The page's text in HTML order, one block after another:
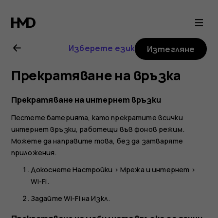
Ръководство
на
потребителя
за
Nokia
8
Sirocco
Изберете език Изтегляне
Прекратяване на връзка
Прекратяване на интернет връзки
Пестете батерията, като прекратите всички
интернет връзки, работещи във фонов режим.
Можете да направите това, без да затваряте
приложения.
ДокоснетеНастройки >Мрежа и интернет >
Wi-Fi .
ЗадайтеWi-Fi наИзкл.